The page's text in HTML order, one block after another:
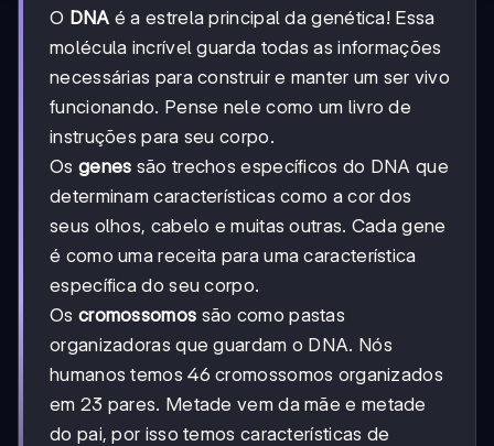
O DNA é a estrela principal da genética! Essa
molécula incrível guarda todas as informações
necessárias para construir e manter um ser vivo
funcionando. Pense nele como um livro de
instruções para seu corpo.
Os genes são trechos específicos do DNA que
determinam características como a cor dos
seus olhos, cabelo e muitas outras. Cada gene
é como uma receita para uma característica
específica do seu corpo.
Os cromossomos são como pastas
organizadoras que guardam o DNA. Nós
humanos temos 46 cromossomos organizados
em 23 pares. Metade vem da mãe e metade
do pai, por isso temos características de